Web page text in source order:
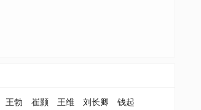
王勃 崔颢 王维 刘长卿 钱起